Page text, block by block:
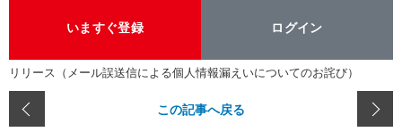
いますぐ登録 ログイン
リリース（メール誤送信による個人情報漏えいについてのお詫び）
この記事へ戻る